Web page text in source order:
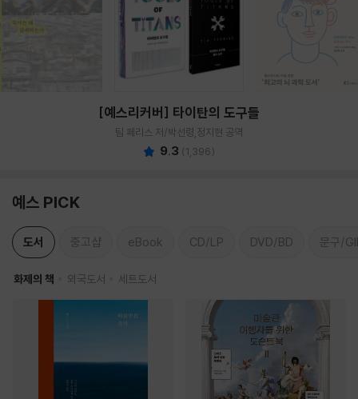
[예스리커버] 타이탄의 도구들
팀 페리스 저/박선령,정지현 공역
9.3 (1,396)
예스 PICK
도서 중고샵 eBook CD/LP DVD/BD 문구/
화제의 책 외국도서 세트도서